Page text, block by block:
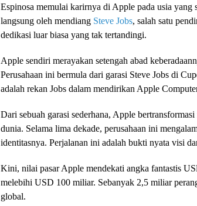
Espinosa memulai karirnya di Apple pada usia
langsung oleh mendiang Steve Jobs, salah satu
dedikasi luar biasa yang tak tertandingi.
Apple sendiri merayakan setengah abad
Perusahaan ini bermula dari garasi Steve Jobs di
adalah rekan Jobs dalam mendirikan Apple
Dari sebuah garasi sederhana, Apple
dunia. Selama lima dekade, perusahaan ini
identitasnya. Perjalanan ini adalah bukti nyata visi
Kini, nilai pasar Apple mendekati angka fantastis
melebihi USD 100 miliar. Sebanyak 2,5 miliar
global.